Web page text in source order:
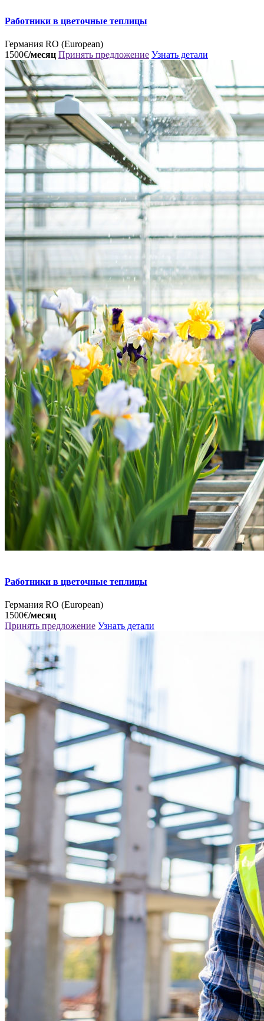
Работники в цветочные теплицы
Германия RO (European)
1500€/месяц Принять предложение Узнать детали
Работники в цветочные теплицы
Германия RO (European)
1500€/месяц
Принять предложение Узнать детали